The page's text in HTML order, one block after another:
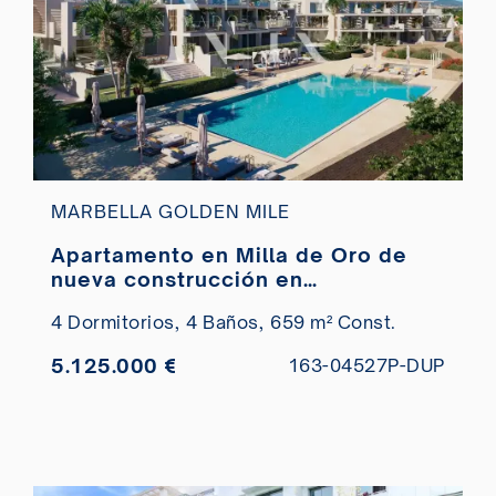
MARBELLA GOLDEN MILE
Apartamento en Milla de Oro de
nueva construcción en
venta
4 Dormitorios, 4 Baños, 659 m² Const.
5.125.000 € 163-04527P-DUP